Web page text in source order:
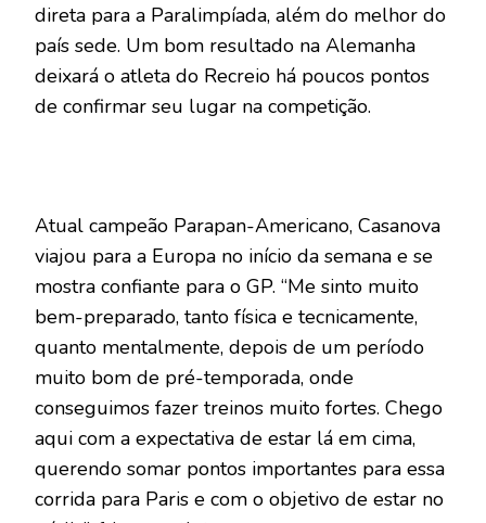
direta para a Paralimpíada, além do melhor do
país sede. Um bom resultado na Alemanha
deixará o atleta do Recreio há poucos pontos
de confirmar seu lugar na competição.
Atual campeão Parapan-Americano, Casanova
viajou para a Europa no início da semana e se
mostra confiante para o GP. “Me sinto muito
bem-preparado, tanto física e tecnicamente,
quanto mentalmente, depois de um período
muito bom de pré-temporada, onde
conseguimos fazer treinos muito fortes. Chego
aqui com a expectativa de estar lá em cima,
querendo somar pontos importantes para essa
corrida para Paris e com o objetivo de estar no